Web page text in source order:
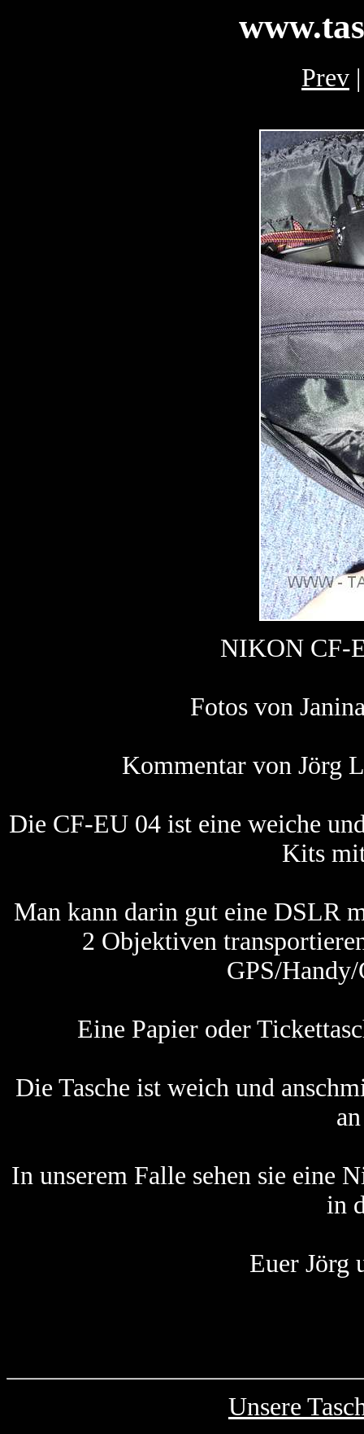
Prev
NIKON CF-
Fotos von
Kommentar von Jörg
Die CF-EU 04 ist eine weiche
Kits
Man kann darin gut eine DSLR
2 Objektiven
GPS/
Eine Papier oder
Die Tasche ist weich und
In unserem Falle sehen sie eine
in
Euer Jörg
Unsere